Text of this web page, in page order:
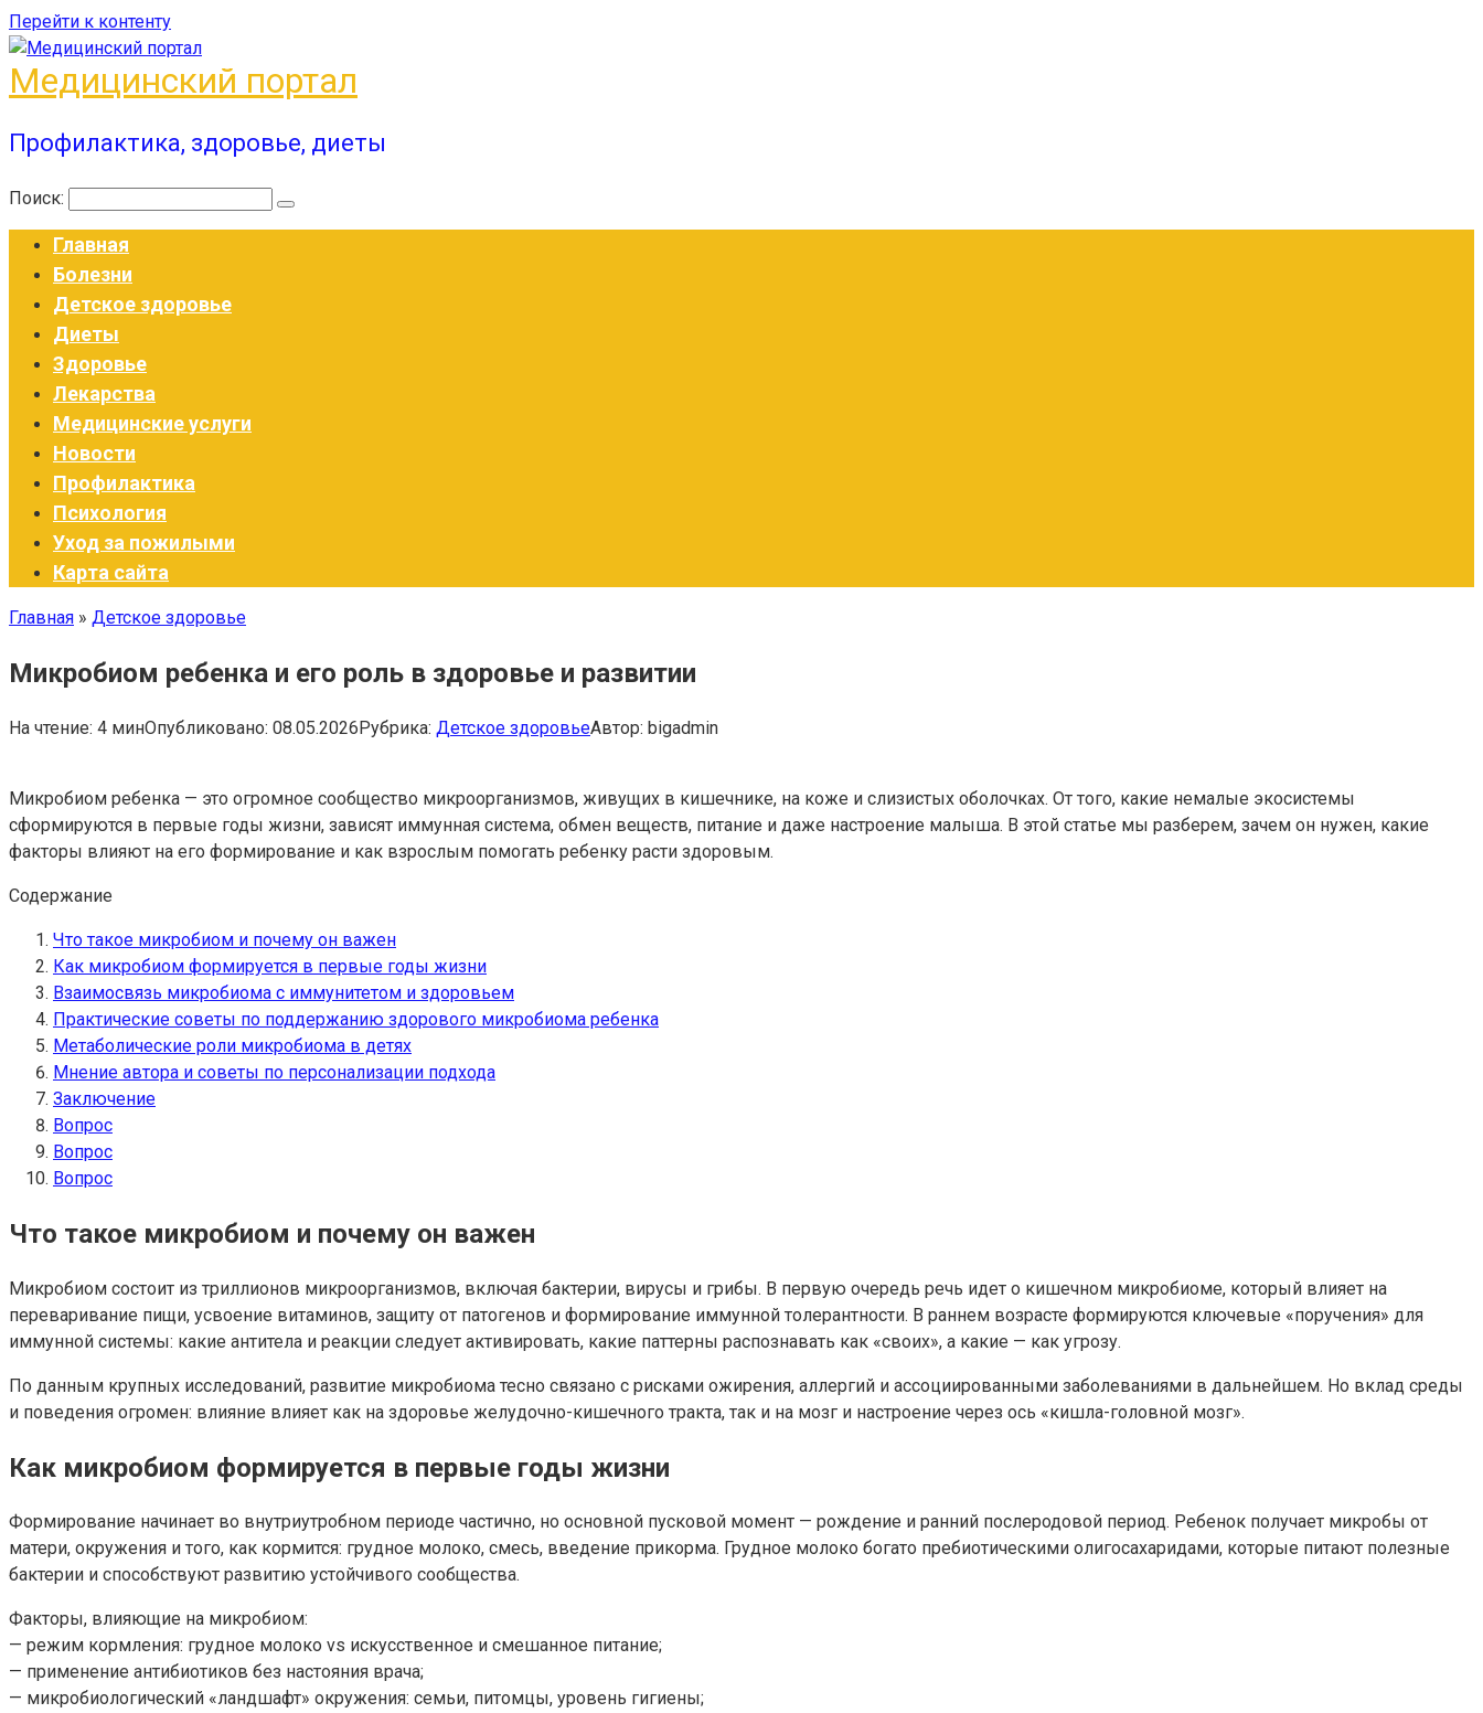
Перейти к контенту
Медицинский портал
Профилактика, здоровье, диеты
Поиск:
Главная
Болезни
Детское здоровье
Диеты
Здоровье
Лекарства
Медицинские услуги
Новости
Профилактика
Психология
Уход за пожилыми
Карта сайта
Главная » Детское здоровье
Микробиом ребенка и его роль в здоровье и развитии
На чтение: 4 минОпубликовано: 08.05.2026Рубрика: Детское здоровьеАвтор: bigadmin
Микробиом ребенка — это огромное сообщество микроорганизмов, живущих в кишечнике, на коже и слизистых оболочках. От того, какие немалые экосистемы
сформируются в первые годы жизни, зависят иммунная система, обмен веществ, питание и даже настроение малыша. В этой статье мы разберем, зачем он нужен, какие
факторы влияют на его формирование и как взрослым помогать ребенку расти здоровым.
Содержание
Что такое микробиом и почему он важен
Как микробиом формируется в первые годы жизни
Взаимосвязь микробиома с иммунитетом и здоровьем
Практические советы по поддержанию здорового микробиома ребенка
Метаболические роли микробиома в детях
Мнение автора и советы по персонализации подхода
Заключение
Вопрос
Вопрос
Вопрос
Что такое микробиом и почему он важен
Микробиом состоит из триллионов микроорганизмов, включая бактерии, вирусы и грибы. В первую очередь речь идет о кишечном микробиоме, который влияет на
переваривание пищи, усвоение витаминов, защиту от патогенов и формирование иммунной толерантности. В раннем возрасте формируются ключевые «поручения» для
иммунной системы: какие антитела и реакции следует активировать, какие паттерны распознавать как «своих», а какие — как угрозу.
По данным крупных исследований, развитие микробиома тесно связано с рисками ожирения, аллергий и ассоциированными заболеваниями в дальнейшем. Но вклад среды
и поведения огромен: влияние влияет как на здоровье желудочно-кишечного тракта, так и на мозг и настроение через ось «кишла-головной мозг».
Как микробиом формируется в первые годы жизни
Формирование начинает во внутриутробном периоде частично, но основной пусковой момент — рождение и ранний послеродовой период. Ребенок получает микробы от
матери, окружения и того, как кормится: грудное молоко, смесь, введение прикорма. Грудное молоко богато пребиотическими олигосахаридами, которые питают полезные
бактерии и способствуют развитию устойчивого сообщества.
Факторы, влияющие на микробиом:
— режим кормления: грудное молоко vs искусственное и смешанное питание;
— применение антибиотиков без настояния врача;
— микробиологический «ландшафт» окружения: семьи, питомцы, уровень гигиены;